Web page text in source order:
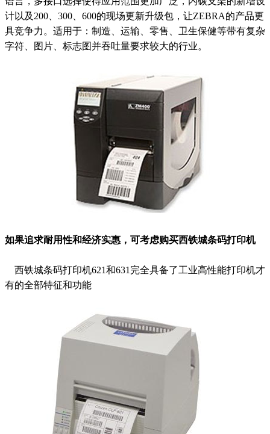
计以及200、300、600的现场更新升级包，让ZEBRA的产品更
具竞争力。适用于：制造、运输、零售、卫生保健等带有复杂
字符、图片、标志图并吞吐量要求较大的行业。
如果追求耐用性和经济实惠，可考虑购买西铁城条码打印机
西铁城条码打印机621和631完全具备了工业高性能打印机才
有的全部特征和功能